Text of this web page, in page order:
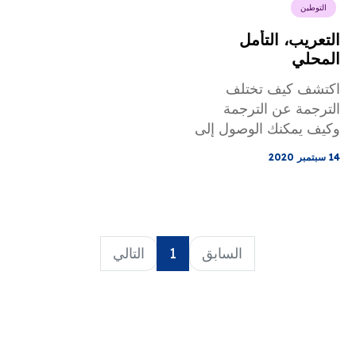
التوطين
التعريب، التأمل
المحلي
اكتشف كيف تختلف
الترجمة عن الترجمة
وكيف يمكنك الوصول إلى
14 سبتمبر 2020
السابق 1 التالي